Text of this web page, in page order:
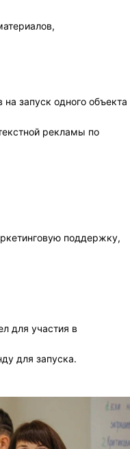
запуск одного объекта
рекламы по
поддержку,
для участия в
для запуска.